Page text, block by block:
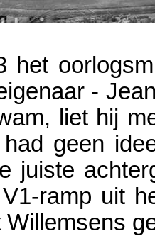
het
-
liet hij
geen
juiste
ramp uit
Willemsens